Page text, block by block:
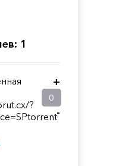
1
?
+
0
-